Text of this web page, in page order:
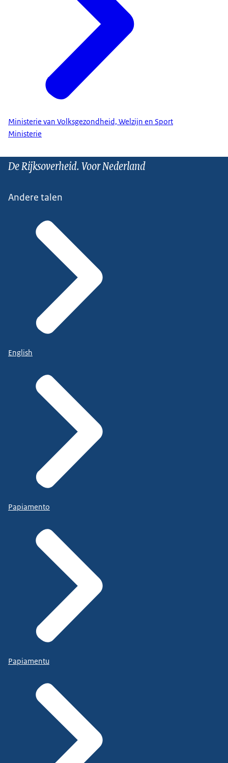
Ministerie van Volksgezondheid, Welzijn en Sport
Ministerie
De Rijksoverheid. Voor Nederland
Andere talen
English
Papiamento
Papiamentu